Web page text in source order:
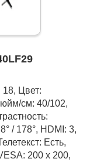
Цвет:
см: 40/102,
/ 178°, HDMI: 3,
Есть,
200 х 200,